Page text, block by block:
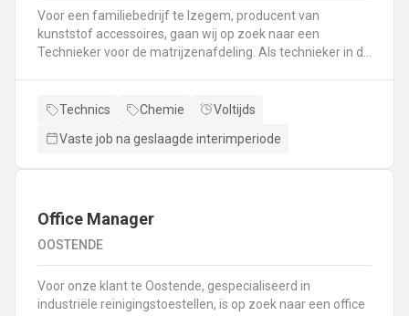
Voor een familiebedrijf te Izegem, producent van
kunststof accessoires, gaan wij op zoek naar een
Technieker voor de matrijzenafdeling. Als technieker in de
productie en stel je de machines correct in.Bovendien
analyseer je fouten en waar nodig neem je corrigerende
de veiligheidssystemen behoort eveneens tot jouw
de productie en anticipeer je op veranderingen.
Technics Chemie
Voltijds
Vaste job na geslaagde interimperiode
Office Manager
OOSTENDE
Voor onze klant te Oostende, gespecialiseerd in
industriële reinigingstoestellen, is op zoek naar een office